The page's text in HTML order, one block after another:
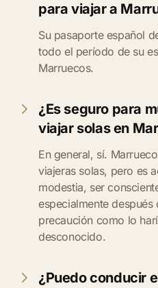
para viajar a
Su pasaporte español
todo el período de su
Marruecos.
¿Es seguro para
viajar solas en
En general, sí.
viajeras solas, pero es
modestia, ser
especialmente
precaución como lo
desconocido.
¿Puedo conducir